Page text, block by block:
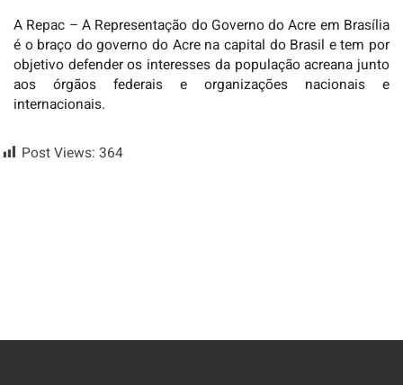
A Repac – A Representação do Governo do Acre em Brasília
é o braço do governo do Acre na capital do Brasil e tem por
objetivo defender os interesses da população acreana junto
aos órgãos federais e organizações nacionais e
internacionais.
Post Views: 364